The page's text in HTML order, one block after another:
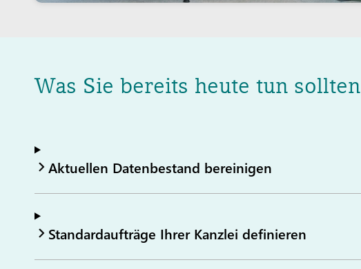
Was Sie bereits heute tun sollten
Aktuellen Datenbestand bereinigen
Standardaufträge Ihrer Kanzlei definieren